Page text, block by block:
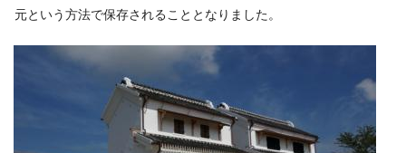
元という方法で保存されることとなりました。